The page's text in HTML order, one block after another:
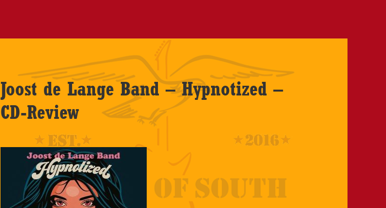
Joost de Lange Band – Hypnotized –
CD-Review